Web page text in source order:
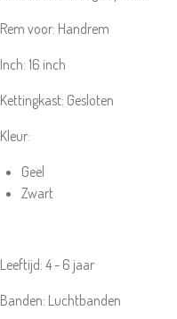
Rem voor: Handrem
Inch: 16 inch
Kettingkast: Gesloten
Kleur:
Geel
Zwart
Leeftijd: 4 - 6 jaar
Banden: Luchtbanden